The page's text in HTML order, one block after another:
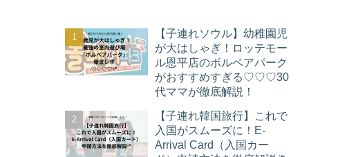
【子連れソウル】幼稚園児
が大はしゃぎ！ロッテモー
ル恩平店のボルベアパーク
がおすすめすぎる♡♡♡30
代ママが徹底解説！
【子連れ韓国旅行】これで
入国がスムーズに！E-
Arrival Card（入国カー